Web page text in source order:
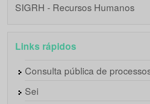
SIGRH - Recursos Humanos
Links rápidos
Consulta pública de
Sei